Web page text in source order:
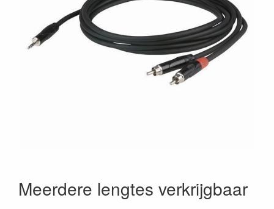
Meerdere lengtes verkrijgbaar